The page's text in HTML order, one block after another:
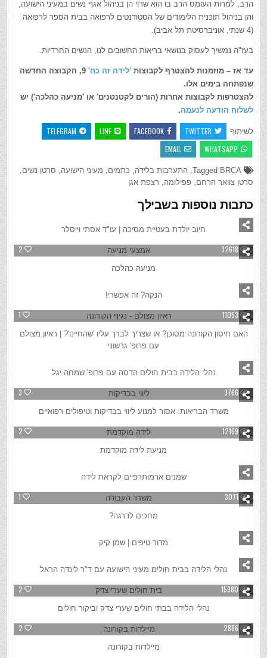
הרב, למרות העומס הרב בו הוא שרוי הן בניהול אגף נשים במעיני הישועה,
והן בניהול תוכנית הלימודים של הסטודנטים לרפואה בבית הספר לרפואה
(4 שנתי, אוניברסיטת תל אביב).
בעז"ה נמשיך לעסוק בנושאי בריאות החשובים לנו, הנשים החרדיות.
עד אז – מוזמנות להצטרף לקבוצות'לידה זה כח'
9, הקבוצה החדשה
שנפתחה בימים אלו.
להצטרפות לקבוצות אחרות (הורים לקטנטנים' או 'מניעה כהלכה') יש
לשלוח הודעה לנעמה.
לשיתוף TWITTER
FACEBOOK
LINE
TELEGRAM
WHATSAPP
EMAIL
Tagged
BRCA
,התערבות בלידה, כתמים, מעיני הישועה, סרטן נשים,
סרטן צוואר הרחם,פפילומה, רצפת אגן
כתבות נוספות בשבילך
3060
חיוב יולדת בעטיית מסיכה | עו"ד אסתי וייסלר
2 32618
מניעה כהלכה
הנקה? זה אפשרי!
1 11053
האם חיסון הקורונה מסוכן? או שצריך לברך עליו 'שהחיינו'? | ראיון מצולם
עם פרופ' גרשוני
נהלי הלידה בבית חולים הדסה עם פרופ' שמחה יגל
3 3766
משרד הבריאות: אסור למנוע ליווי בבדיקות וטיפולים רפואיים
2 12169
מניעת לידה מוקדמת
שמנים ארמותרפיים לקראת לידה
1 3071
מחכים לדרגה?
מדור טיפים | שמן קיק
נהלי הלידה בבית חולים מעיני הישועה עם ד"ר לינדה הראל
2 15980
נהלי הלידה בבתי חולים שערי צדק וביקור חולים
2 2886
מיילדות בקורונה